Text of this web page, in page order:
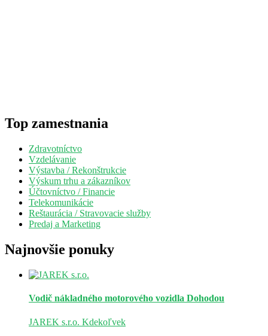
Top zamestnania
Zdravotníctvo
Vzdelávanie
Výstavba / Rekonštrukcie
Výskum trhu a zákazníkov
Účtovníctvo / Financie
Telekomunikácie
Reštaurácia / Stravovacie služby
Predaj a Marketing
Najnovšie ponuky
Vodič nákladného motorového vozidla Dohodou
JAREK s.r.o. Kdekoľvek